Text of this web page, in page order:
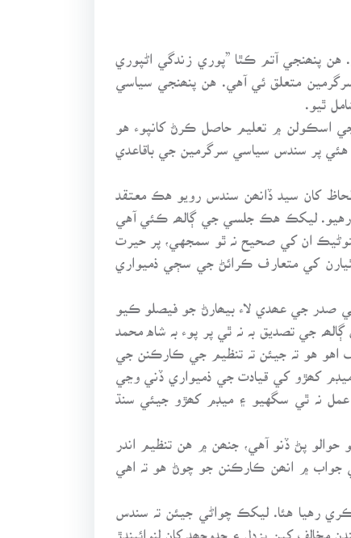
پنھنجي آتم ڪٿا ”پوري زندگي اڻپوري
متعلق ئي آهي. هن پنھنجي سياسي
ٿيو.
۾ تعليم حاصل ڪرڻ کانپوء هو
هئي پر سندس سياسي سرگرمين جي باقاعدي
کان سيد ڏانھن سندس رويو هڪ معتقد
رهيو. ليکڪ هڪ جلسي جي ڳالھہ ڪئي آهي
ان کي صحيح نہ ٿو سمجهي، پر حيرت
کي متعارف ڪرائڻ جي سڄي ذميواري
کي صدر جي عھدي لاء بيھارڻ جو فيصلو ڪيو
جي تصديق بہ نہ ٿي پر پوء بہ شاه محمد
اهو هو تہ جيئن تہ تنظيم جي ڪارڪنن جي
کھڙو کي قيادت جي ذميواري ڏني وڃي
نہ ٿي سگهيو ۽ ميڊم کھڙو جيئي سنڌ
پڻ ڏنو آهي، جنھن ۾ هن تنظيم اندر
جواب ۾ انھن ڪارڪنن جو چوڻ هو تہ اهي
ڪوشش ڪري رهيا هئا. ليکڪ چواڻي جيئن تہ سندس
کين بزدل ۽ جدوجھد کان لنوائيندڙ